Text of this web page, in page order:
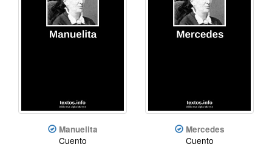
Manuelita
Cuento
Mercedes
Cuento